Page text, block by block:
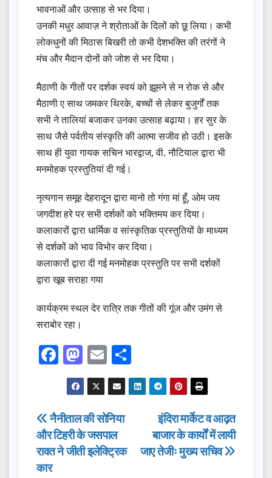
भावनाओं और उत्साह से भर दिया।
उनकी मधुर आवाज़ ने श्रोताओं के दिलों को छू लिया। कभी
लोकधुनों की मिठास बिखरी तो कभी देशभक्ति की तरंगों ने
मंच और मैदान दोनों को जोश से भर दिया।
मैठाणी के गीतों पर दर्शक स्वयं को झूमने से न रोक से और
मैठाणी ए साथ जमकर थिरके, बच्चों से लेकर बुजुर्गों तक
सभी ने तालियां बजाकर उनका उत्साह बढ़ाया। हर सुर के
साथ जैसे पर्वतीय संस्कृति की आत्मा सजीव हो उठी। इसके
साथ ही युवा गायक सचिन भारद्वाज, वी. नौटियाल द्वारा भी
मनमोहक प्रस्तुतियां दी गई।
नृत्यगान समूह देहरादून द्वारा मानो तो गंगा मां हूँ, ओम जय
जगदीश हरे पर सभी दर्शकों को भक्तिमय कर दिया।
कलाकारों द्वारा धार्मिक व सांस्कृतिक प्रस्तुतियों के माध्यम
से दर्शकों को भाव विभोर कर दिया।
कलाकारों द्वारा दी गई मनमोहक प्रस्तुति पर सभी दर्शकों
द्वारा खूब सराहा गया
कार्यक्रम स्थल देर रात्रि तक गीतों की गूंज और उमंग से
सराबोर रहा।
F
a
c
e
b
o
M
a
st
o
d
o
E
m
ail
h
ar
Post
navigation
इंदिरा मार्केट व आढ़त
बाजार के कार्यों में लायी
जाए तेजीः मुख्य सचिव
नैनीताल की सोनिया
और टिहरी के जसपाल
रावत ने जीती इलेक्ट्रिक
कार